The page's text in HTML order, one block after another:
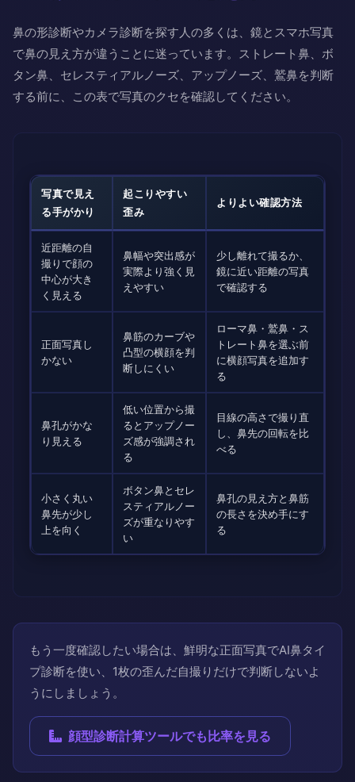
鼻の形診断やカメラ診断を探す人の多くは、鏡とスマホ写真
で鼻の見え方が違うことに迷っています。ストレート鼻、ボ
タン鼻、セレスティアルノーズ、アップノーズ、鷲鼻を判断
する前に、この表で写真のクセを確認してください。
写真で見え
る手がかり
起こりやすい
歪み
よりよい確認方法
近距離の自
撮りで顔の
中心が大き
く見える
鼻幅や突出感が
実際より強く見
えやすい
少し離れて撮るか、
鏡に近い距離の写真
で確認する
正面写真し
かない
鼻筋のカーブや
凸型の横顔を判
断しにくい
ローマ鼻・鷲鼻・ス
トレート鼻を選ぶ前
に横顔写真を追加す
る
鼻孔がかな
り見える
低い位置から撮
るとアップノー
ズ感が強調され
る
目線の高さで撮り直
し、鼻先の回転を比
べる
小さく丸い
鼻先が少し
上を向く
ボタン鼻とセレ
スティアルノー
ズが重なりやす
い
鼻孔の見え方と鼻筋
の長さを決め手にす
る
もう一度確認したい場合は、鮮明な正面写真でAI鼻タイ
プ診断を使い、1枚の歪んだ自撮りだけで判断しないよ
うにしましょう。
顔型診断計算ツールでも比率を見る